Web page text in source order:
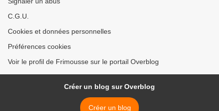
C.G.U.
Cookies et données personnelles
Préférences cookies
Voir le profil de Frimousse sur le portail Overblog
Créer un blog sur Overblog
Créer un blog